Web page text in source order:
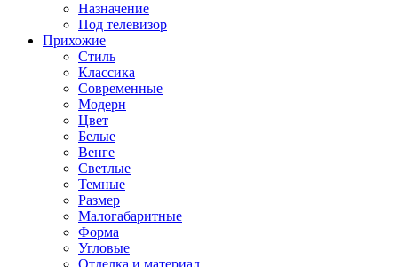
Назначение
Под телевизор
Прихожие
Стиль
Классика
Современные
Модерн
Цвет
Белые
Венге
Светлые
Темные
Размер
Малогабаритные
Форма
Угловые
Отделка и материал